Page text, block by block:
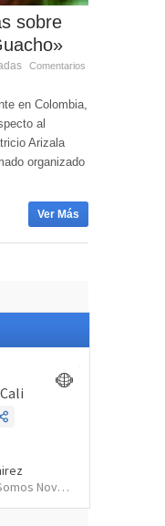
sobre
Comentarios
en Colombia,
al
Arizala
organizado
Ver Más